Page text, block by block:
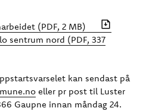
(PDF, 2 MB)
sentrum nord (PDF, 337
kan sendast på
eller pr post til Luster
Gaupne innan måndag 24.